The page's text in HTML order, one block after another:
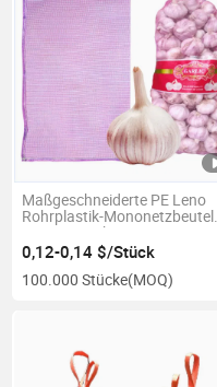
Maßgeschneiderte PE Leno
Rohrplastik-Mononetzbeutel
zum Verpacken von Gemüse
und Obst
0,12-0,14 $/Stück
100.000 Stücke(MOQ)